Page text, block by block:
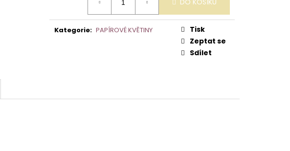
DO KOŠÍKU
Kategorie: PAPÍROVÉ KVĚTINY
Tisk
Zeptat se
Sdílet